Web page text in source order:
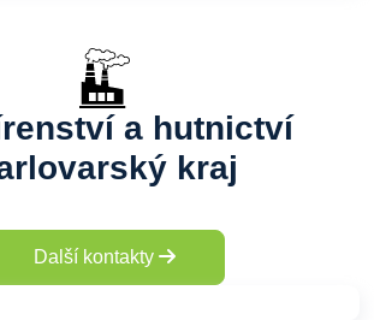
a hutnictví
kraj
Další kontakty